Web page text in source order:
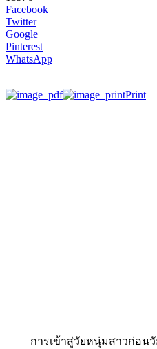
Facebook
Twitter
Google+
Pinterest
WhatsApp
Print
การเข้าสู่วัยหนุ่มสาวก่อนวัย